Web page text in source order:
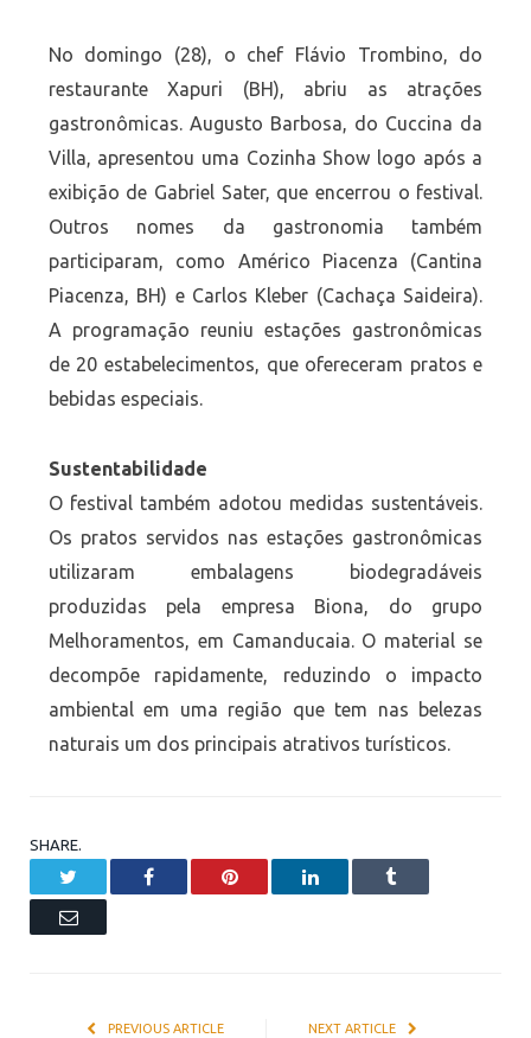
No domingo (28), o chef Flávio Trombino, do
restaurante Xapuri (BH), abriu as atrações
gastronômicas. Augusto Barbosa, do Cuccina da
Villa, apresentou uma Cozinha Show logo após a
exibição de Gabriel Sater, que encerrou o festival.
Outros nomes da gastronomia também
participaram, como Américo Piacenza (Cantina
Piacenza, BH) e Carlos Kleber (Cachaça Saideira).
A programação reuniu estações gastronômicas
de 20 estabelecimentos, que ofereceram pratos e
bebidas especiais.
Sustentabilidade
O festival também adotou medidas sustentáveis.
Os pratos servidos nas estações gastronômicas
utilizaram embalagens biodegradáveis
produzidas pela empresa Biona, do grupo
Melhoramentos, em Camanducaia. O material se
decompõe rapidamente, reduzindo o impacto
ambiental em uma região que tem nas belezas
naturais um dos principais atrativos turísticos.
SHARE.
Facebook Pinterest LinkedIn Tumblr
Email
PREVIOUS ARTICLE NEXT ARTICLE